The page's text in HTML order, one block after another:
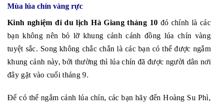
Mùa lúa chín vàng rực
Kinh nghiệm đi du lịch Hà Giang tháng 10 đó chính là các
bạn không nên bỏ lỡ khung cảnh cánh đồng lúa chín vàng
tuyệt sắc. Song không chắc chắn là các bạn có thể được ngắm
khung cảnh này, bởi thường thì lúa chín đã được người dân nơi
đây gặt vào cuối tháng 9.
Để có thể ngắm cảnh lúa chín, các bạn hãy đến Hoàng Su Phì,